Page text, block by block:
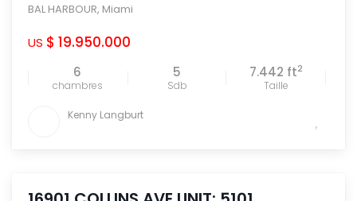
BAL HARBOUR, Miami
US $ 19.950.000
6
chambres
5
Sdb
7.442 ft2
Taille
Kenny Langburt